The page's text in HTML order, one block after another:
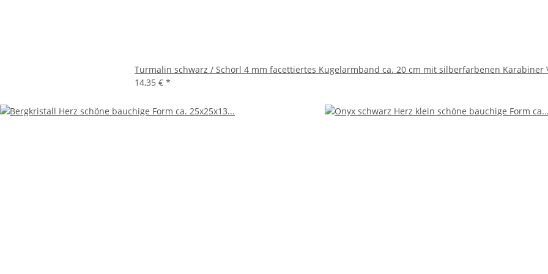
Turmalin schwarz / Schörl 4 mm facettiertes Kugelarmband ca. 20 cm mit silberfarbenen Karabiner
14,35 € *